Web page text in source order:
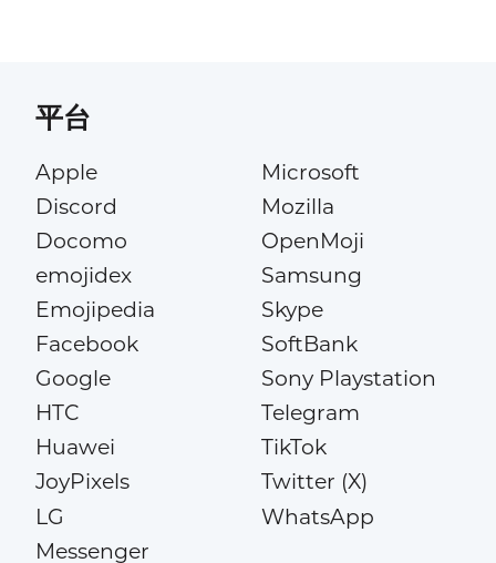
平台
Apple
Discord
Docomo
emojidex
Emojipedia
Facebook
Google
HTC
Huawei
JoyPixels
LG
Messenger
Microsoft
Mozilla
OpenMoji
Samsung
Skype
SoftBank
Sony Playstation
Telegram
TikTok
Twitter (X)
WhatsApp